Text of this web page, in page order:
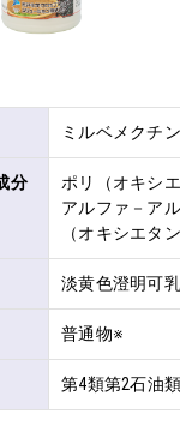
ミルベメクチ
分
ポリ（オキシ
アルファ－ア
（オキシエタ
淡黄色澄明可
普通物※
第4類第2石油